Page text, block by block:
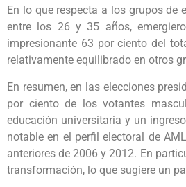
En lo que respecta a los grupos de
entre los 26 y 35 años,
impresionante 63 por ciento del
relativamente equilibrado en otros
En resumen, en las elecciones
por ciento de los votantes
educación universitaria y un
notable en el perfil electoral de
anteriores de 2006 y 2012. En
transformación, lo que sugiere un